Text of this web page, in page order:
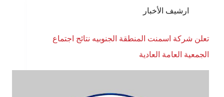
ارشيف الأخبار
تعلن شركة اسمنت المنطقة الجنوبيه نتائج اجتماع
الجمعية العامة العادية